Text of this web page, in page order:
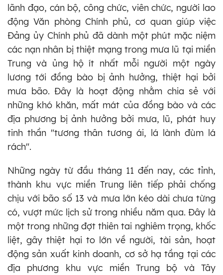
lãnh đạo, cán bộ, công chức, viên chức, người lao
động Văn phòng Chính phủ, cơ quan giúp việc
Đảng ủy Chính phủ đã dành một phút mặc niệm
các nạn nhân bị thiệt mạng trong mưa lũ tại miền
Trung và ủng hộ ít nhất mỗi người một ngày
lương tới đồng bào bị ảnh hưởng, thiệt hại bởi
mưa bão. Đây là hoạt động nhằm chia sẻ với
những khó khăn, mất mát của đồng bào và các
địa phương bị ảnh hưởng bởi mưa, lũ, phát huy
tinh thần "tương thân tương ái, lá lành đùm lá
rách".
Những ngày từ đầu tháng 11 đến nay, các tỉnh,
thành khu vực miền Trung liên tiếp phải chống
chịu với bão số 13 và mưa lớn kéo dài chưa từng
có, vượt mức lịch sử trong nhiều năm qua. Đây là
một trong những đợt thiên tai nghiêm trọng, khốc
liệt, gây thiệt hại to lớn về người, tài sản, hoạt
động sản xuất kinh doanh, cơ sở hạ tầng tại các
địa phương khu vực miền Trung bộ và Tây